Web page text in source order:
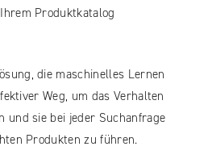
Produktkatalog
die maschinelles Lernen
Weg, um das Verhalten
und sie bei jeder Suchanfrage
Produkten zu führen.